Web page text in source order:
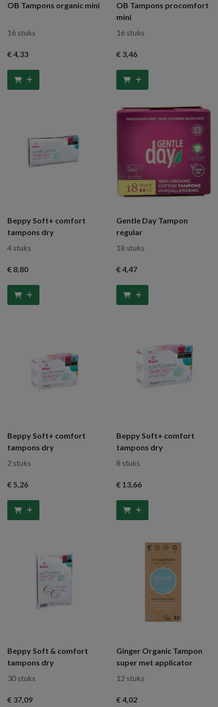
OB Tampons organic mini
16 stuks
€ 4,33
OB Tampons procomfort
mini
16 stuks
€ 3,46
Beppy Soft+ comfort
tampons dry
4 stuks
€ 8,80
Gentle Day Tampon
regular
18 stuks
€ 4,47
Beppy Soft+ comfort
tampons dry
2 stuks
€ 5,26
Beppy Soft+ comfort
tampons dry
8 stuks
€ 13,66
Beppy Soft & comfort
tampons dry
30 stuks
€ 37,09
Ginger Organic Tampon
super met applicator
12 stuks
€ 4,02